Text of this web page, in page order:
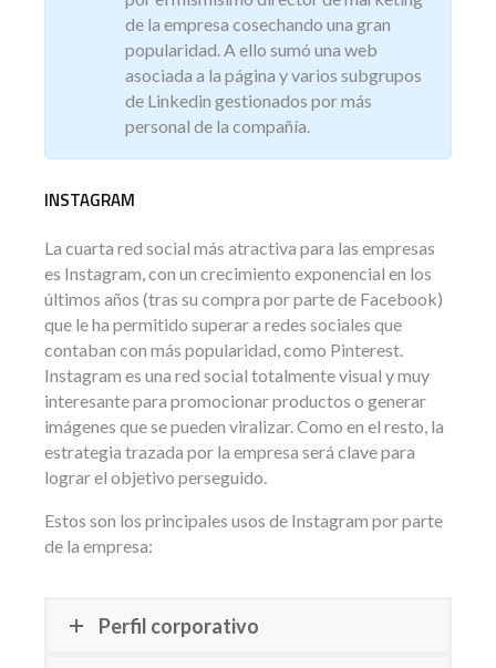
de la empresa cosechando una gran
popularidad. A ello sumó una web
asociada a la página y varios subgrupos
de Linkedin gestionados por más
personal de la compañía.
INSTAGRAM
La cuarta red social más atractiva para las empresas
es Instagram, con un crecimiento exponencial en los
últimos años (tras su compra por parte de Facebook)
que le ha permitido superar a redes sociales que
contaban con más popularidad, como Pinterest.
Instagram es una red social totalmente visual y muy
interesante para promocionar productos o generar
imágenes que se pueden viralizar. Como en el resto, la
estrategia trazada por la empresa será clave para
lograr el objetivo perseguido.
Estos son los principales usos de Instagram por parte
de la empresa:
Perfil corporativo